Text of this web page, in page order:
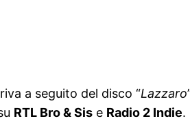
a seguito del disco “Lazzaro
RTL Bro & Sis e Radio 2 Indie.